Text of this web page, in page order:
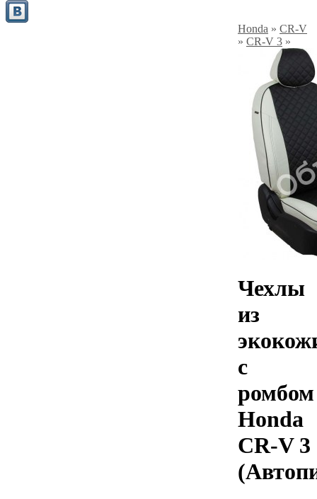
Honda » CR-V
» CR-V 3 »
Чехлы
из
с
ромбом
Honda
CR-V 3